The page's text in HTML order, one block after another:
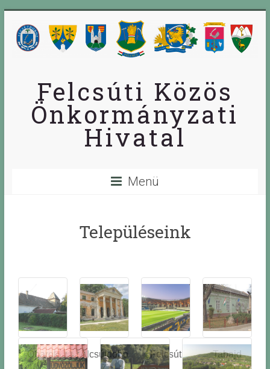
Felcsúti Közös
Önkormányzati
Hivatal
Menü
Településeink
Óbarok
Alcsútdobo
z
Felcsút Tabajd